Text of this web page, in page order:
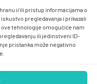
i/ili pristup informacijama o
pregledavanja i prikazali
tehnologije omogućiće nam
ili jedinstveni ID-
pristanka može negativno